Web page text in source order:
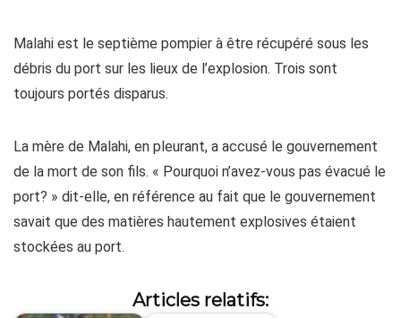
Malahi est le septième pompier à être récupéré sous les
débris du port sur les lieux de l’explosion. Trois sont
toujours portés disparus.
La mère de Malahi, en pleurant, a accusé le gouvernement
de la mort de son fils. « Pourquoi n’avez-vous pas évacué le
port? » dit-elle, en référence au fait que le gouvernement
savait que des matières hautement explosives étaient
stockées au port.
Articles relatifs: